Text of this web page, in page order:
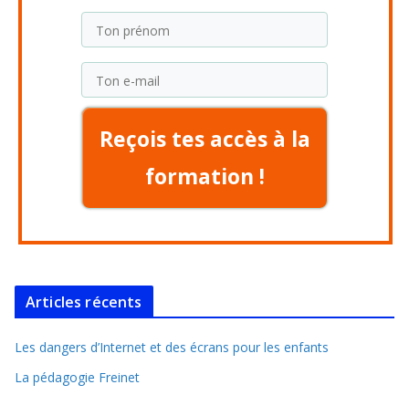
​​Reçois tes accès à la
formation !
Articles récents
Les dangers d’Internet et des écrans pour les enfants
La pédagogie Freinet